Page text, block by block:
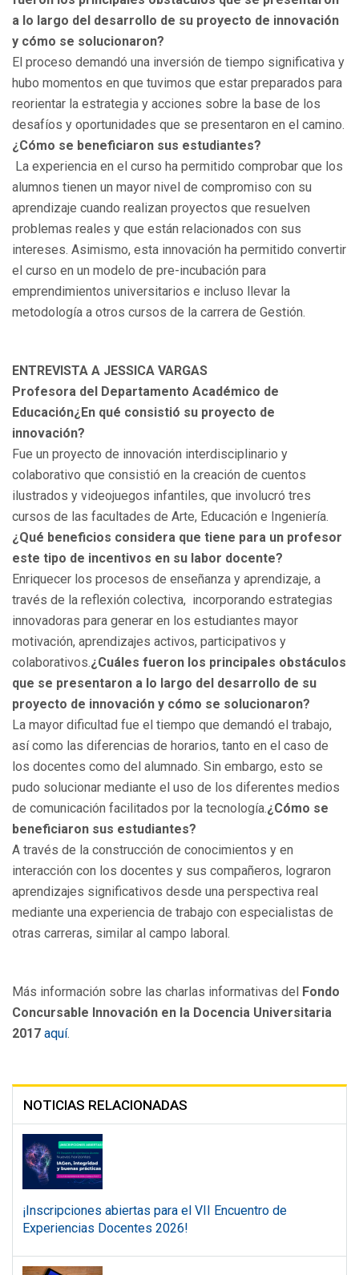
a lo largo del desarrollo de su proyecto de innovación
y cómo se solucionaron?
El proceso demandó una inversión de tiempo significativa y
hubo momentos en que tuvimos que estar preparados para
reorientar la estrategia y acciones sobre la base de los
desafíos y oportunidades que se presentaron en el camino.
¿Cómo se beneficiaron sus estudiantes?
La experiencia en el curso ha permitido comprobar que los
alumnos tienen un mayor nivel de compromiso con su
aprendizaje cuando realizan proyectos que resuelven
problemas reales y que están relacionados con sus
intereses. Asimismo, esta innovación ha permitido convertir
el curso en un modelo de pre-incubación para
emprendimientos universitarios e incluso llevar la
metodología a otros cursos de la carrera de Gestión.
ENTREVISTA A JESSICA VARGAS
Profesora del Departamento Académico de
Educación ¿En qué consistió su proyecto de
innovación?
Fue un proyecto de innovación interdisciplinario y
colaborativo que consistió en la creación de cuentos
ilustrados y videojuegos infantiles, que involucró tres
cursos de las facultades de Arte, Educación e Ingeniería.
¿Qué beneficios considera que tiene para un profesor
este tipo de incentivos en su labor docente?
Enriquecer los procesos de enseñanza y aprendizaje, a
través de la reflexión colectiva, incorporando estrategias
innovadoras para generar en los estudiantes mayor
motivación, aprendizajes activos, participativos y
colaborativos. ¿Cuáles fueron los principales obstáculos
que se presentaron a lo largo del desarrollo de su
proyecto de innovación y cómo se solucionaron?
La mayor dificultad fue el tiempo que demandó el trabajo,
así como las diferencias de horarios, tanto en el caso de
los docentes como del alumnado. Sin embargo, esto se
pudo solucionar mediante el uso de los diferentes medios
de comunicación facilitados por la tecnología. ¿Cómo se
beneficiaron sus estudiantes?
A través de la construcción de conocimientos y en
interacción con los docentes y sus compañeros, lograron
aprendizajes significativos desde una perspectiva real
mediante una experiencia de trabajo con especialistas de
otras carreras, similar al campo laboral.
Más información sobre las charlas informativas del Fondo
Concursable Innovación en la Docencia Universitaria
2017 aquí.
NOTICIAS RELACIONADAS
¡Inscripciones abiertas para el VII Encuentro de
Experiencias Docentes 2026!